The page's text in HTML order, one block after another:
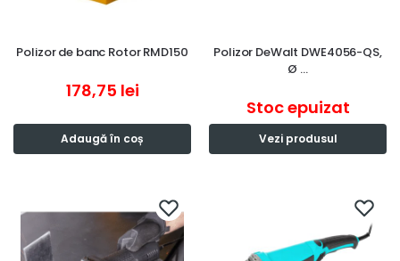
Polizor de banc Rotor RMD150
178,75 lei
Adaugă în coș
Polizor DeWalt DWE4056-QS,
Ø …
Stoc epuizat
Vezi produsul